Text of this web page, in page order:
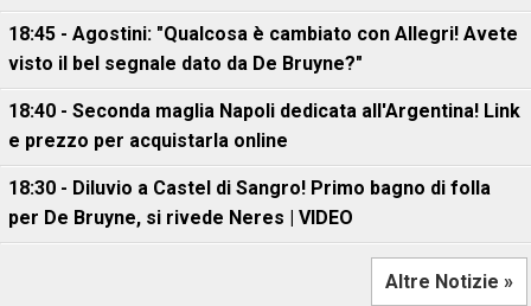
18:45 - Agostini: "Qualcosa è cambiato con Allegri! Avete
visto il bel segnale dato da De Bruyne?"
18:40 - Seconda maglia Napoli dedicata all'Argentina! Link
e prezzo per acquistarla online
18:30 - Diluvio a Castel di Sangro! Primo bagno di folla
per De Bruyne, si rivede Neres | VIDEO
Altre Notizie »